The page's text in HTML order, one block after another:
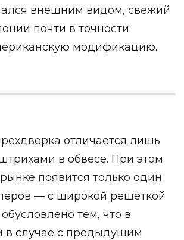
внешним видом, свежий
почти в точности
модификацию.
отличается лишь
в обвесе. При этом
появится только один
— с широкой решеткой
тем, что в
в случае с предыдущим